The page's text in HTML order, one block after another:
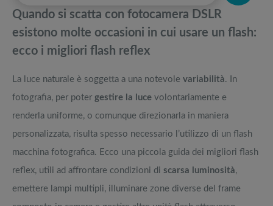
Classifica aggiornata e confronti sulle migliori reflex del momento
Offerte robot aspirapolvere da non perdere nella Black Friday Week
Quando si scatta con fotocamera DSLR
esistono molte occasioni in cui usare un flash:
ecco i migliori flash reflex
La luce naturale è soggetta a una notevole variabilità. In
fotografia, per poter gestire la luce volontariamente e
renderla uniforme, o comunque direzionarla in maniera
personalizzata, risulta spesso necessario l’utilizzo di un flash
macchina fotografica. Ecco una piccola guida dei migliori flash
reflex, utili ad affrontare condizioni di scarsa luminosità,
emettere lampi multipli, illuminare zone diverse del frame